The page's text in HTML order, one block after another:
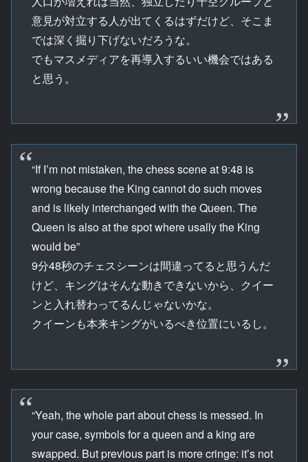
意見が対立する人が出てくるはずだけど、そこま
では深く掘り下げないだろうな。
でもマスメディアを再導入するいい機会ではある
と思う。
“If I’m not mistaken, the chess scene at 9:48 is
wrong because the King cannot do such moves
and is likely interchanged with the Queen. The
Queen is also at the spot where usally the King
would be”
9分48秒のチェスシーンは間違ってると思うんだ
けど、キングはそんな動きできないから、クイー
ンと入れ替わってるんじゃないかな。
クイーンも本来キングがいるべき位置にいるし。
“Yeah, the whole part about chess is messed. In
your case, symbols for a queen and a king are
swapped. But previous part is more cringe: itʼs not